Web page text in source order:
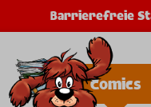
Barrierefreie
Comics